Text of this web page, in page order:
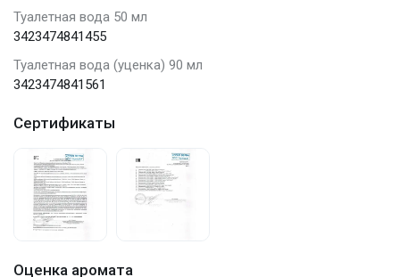
Туалетная вода 50 мл
3423474841455
Туалетная вода (уценка) 90 мл
3423474841561
Сертификаты
Оценка аромата